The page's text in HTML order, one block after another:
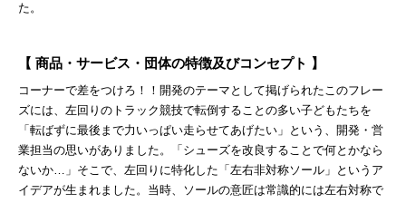
た。
【 商品・サービス・団体の特徴及びコンセプト 】
コーナーで差をつけろ！！開発のテーマとして掲げられたこのフレー
ズには、左回りのトラック競技で転倒することの多い子どもたちを
「転ばずに最後まで力いっぱい走らせてあげたい」という、開発・営
業担当の思いがありました。「シューズを改良することで何とかなら
ないか…」そこで、左回りに特化した「左右非対称ソール」というア
イデアが生まれました。当時、ソールの意匠は常識的には左右対称で